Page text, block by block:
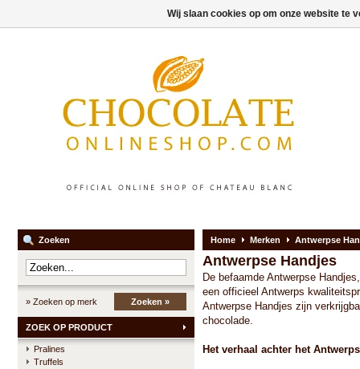
Zoeken
» Zoeken op merk Zoeken »
ZOEK OP PRODUCT
Pralines
Truffels
Home Merken Antwerpse
Antwerpse Handjes
De befaamde Antwerpse
een officieel Antwerps
Antwerpse Handjes zijn
chocolade.
Het verhaal achter het
Wij slaan cookies op om onze website te